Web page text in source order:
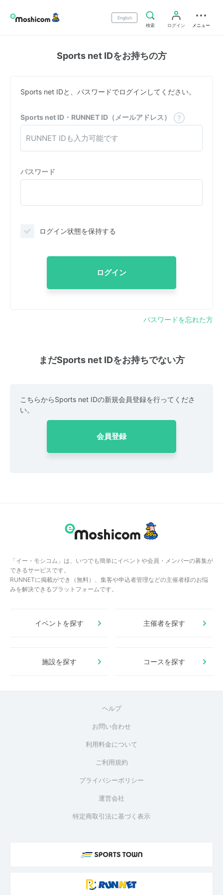
English
検索
ログイン メニュー
Sports net IDをお持ちの方
Sports net IDと、パスワードでログインしてください。
Sports net ID・RUNNET ID（メールアドレス）
パスワード
ログイン状態を保持する
ログイン
パスワードを忘れた方
まだSports net IDをお持ちでない方
こちらからSports net IDの新規会員登録を行ってくださ
い。
会員登録
「イー・モシコム」は、いつでも簡単にイベントや会員・メンバーの募集が
できるサービスです。
RUNNETに掲載ができ（無料）、集客や申込者管理などの主催者様のお悩
みを解決できるプラットフォームです。
イベントを探す 主催者を探す
施設を探す コースを探す
ヘルプ
お問い合わせ
利用料金について
ご利用規約
プライバシーポリシー
運営会社
特定商取引法に基づく表示